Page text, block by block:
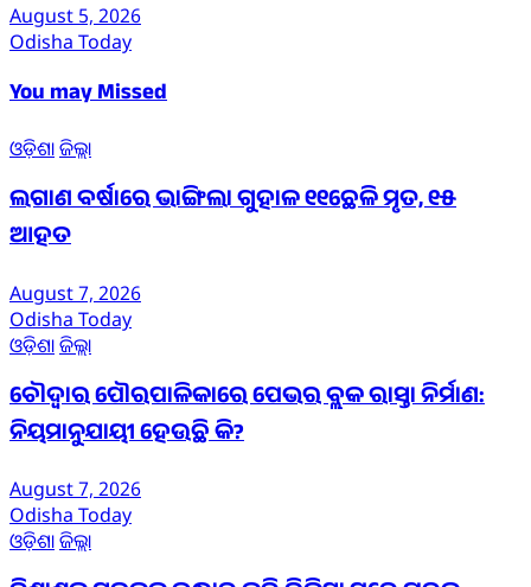
August 5, 2026
Odisha Today
You may Missed
ଓଡ଼ିଶାଜିଲ୍ଲା
ଲଗାଣ ବର୍ଷାରେ ଭାଙ୍ଗିଲା ଗୁହାଳ ୧୧ଛେଳି ମୃତ, ୧୫
ଆହତ
August 7, 2026
Odisha Today
ଓଡ଼ିଶାଜିଲ୍ଲା
ଚୌଦ୍ୱାର ପୌରପାଳିକାରେ ପେଭର ବ୍ଲକ ରାସ୍ତା ନିର୍ମାଣ:
ନିୟମାନୁଯାୟୀ ହେଉଛି କି?
August 7, 2026
Odisha Today
ଓଡ଼ିଶାଜିଲ୍ଲା